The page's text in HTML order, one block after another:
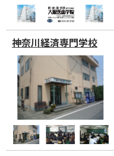
神奈川経済専門学校